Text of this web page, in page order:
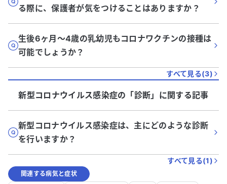
る際に、保護者が気をつけることはありますか？
生後6ヶ月～4歳の乳幼児もコロナワクチンの接種は
可能でしょうか？
すべて見る(3)
新型コロナウイルス感染症の「診断」に関する記事
新型コロナウイルス感染症は、主にどのような診断
を行いますか？
すべて見る(1)
関連する病気と症状